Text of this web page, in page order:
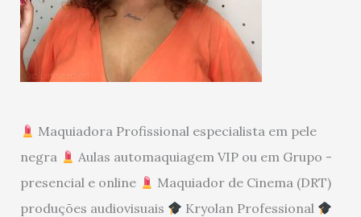
Maquiadora Profissional especialista em pele
negra
Aulas automaquiagem VIP ou em Grupo -
presencial e online
Maquiador de Cinema (DRT)
produções audiovisuais
Kryolan Professional